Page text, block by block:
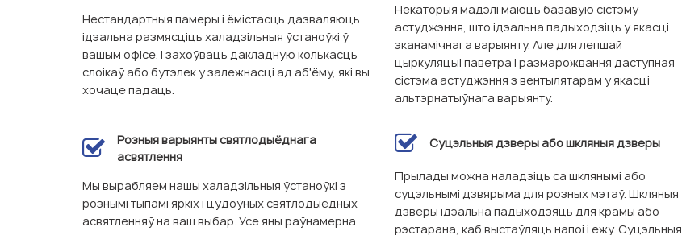
Нестандартныя памеры і ёмістасць дазваляюць
ідэальна размясціць халадзільныя ўстаноўкі ў
вашым офісе. І захоўваць дакладную колькасць
слоікаў або бутэлек у залежнасці ад аб'ёму, які вы
хочаце падаць.
Некаторыя мадэлі маюць базавую сістэму
астуджэння, што ідэальна падыходзіць у якасці
эканамічнага варыянту. Але для лепшай
цыркуляцыі паветра і размарожвання даступная
сістэма астуджэння з вентылятарам у якасці
альтэрнатыўнага варыянту.
Розныя варыянты святлодыёднага
асвятлення
Мы вырабляем нашы халадзільныя ўстаноўкі з
рознымі тыпамі яркіх і цудоўных святлодыёдных
асвятленняў на ваш выбар. Усе яны раўнамерна
Суцэльныя дзверы або шкляныя дзверы
Прылады можна наладзіць са шклянымі або
суцэльнымі дзвярыма для розных мэтаў. Шкляныя
дзверы ідэальна падыходзяць для крамы або
рэстарана, каб выстаўляць напоі і ежу. Суцэльныя